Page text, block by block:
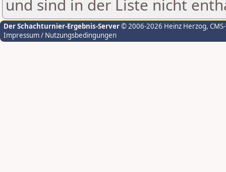
und sind in der Liste nicht
Der Schachturnier-Ergebnis-Server© 2006-2026 Heinz Herzog,
Impressum / Nutzungsbedingungen